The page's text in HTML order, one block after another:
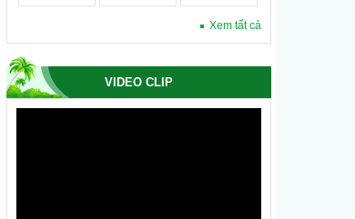
Xem tất cả
VIDEO CLIP